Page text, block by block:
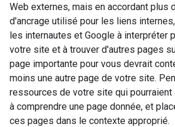
Web externes, mais en accordant plus
d'ancrage utilisé pour les liens
les internautes et Google à interpréter
votre site et à trouver d'autres pages
page importante pour vous devrait
moins une autre page de votre site.
ressources de votre site qui
à comprendre une page donnée, et
ces pages dans le contexte approprié.